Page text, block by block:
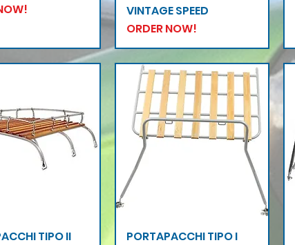
VINTAGE SPEED
ORDER NOW!
rapidaTIPO II
Vista rapida
PORTAPACCHI TIPO I